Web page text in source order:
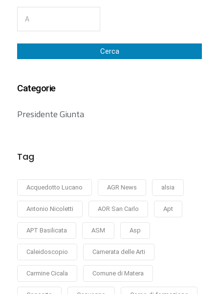
Cerca
Categorie
Presidente Giunta
Tag
Acquedotto Lucano AGR News alsia
Antonio Nicoletti AOR San Carlo Apt
APT Basilicata ASM Asp
Caleidoscopio Camerata delle Arti
Carmine Cicala Comune di Matera